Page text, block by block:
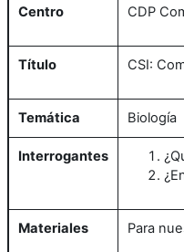
Centro CDP
Título CSI:
Temática Biología
Interrogantes
Materiales Para